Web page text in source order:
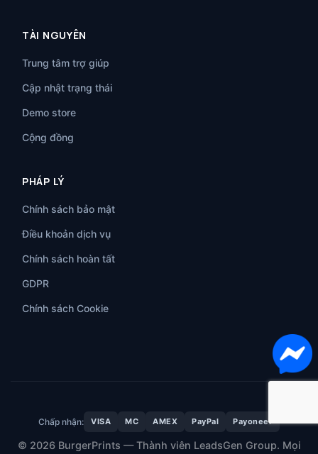
TÀI NGUYÊN
Trung tâm trợ giúp
Cập nhật trạng thái
Demo store
Cộng đồng
PHÁP LÝ
Chính sách bảo mật
Điều khoản dịch vụ
Chính sách hoàn tất
GDPR
Chính sách Cookie
Chấp nhận: VISA MC AMEX PayPal Payoneer
© 2026 BurgerPrints — Thành viên LeadsGen Group. Mọi